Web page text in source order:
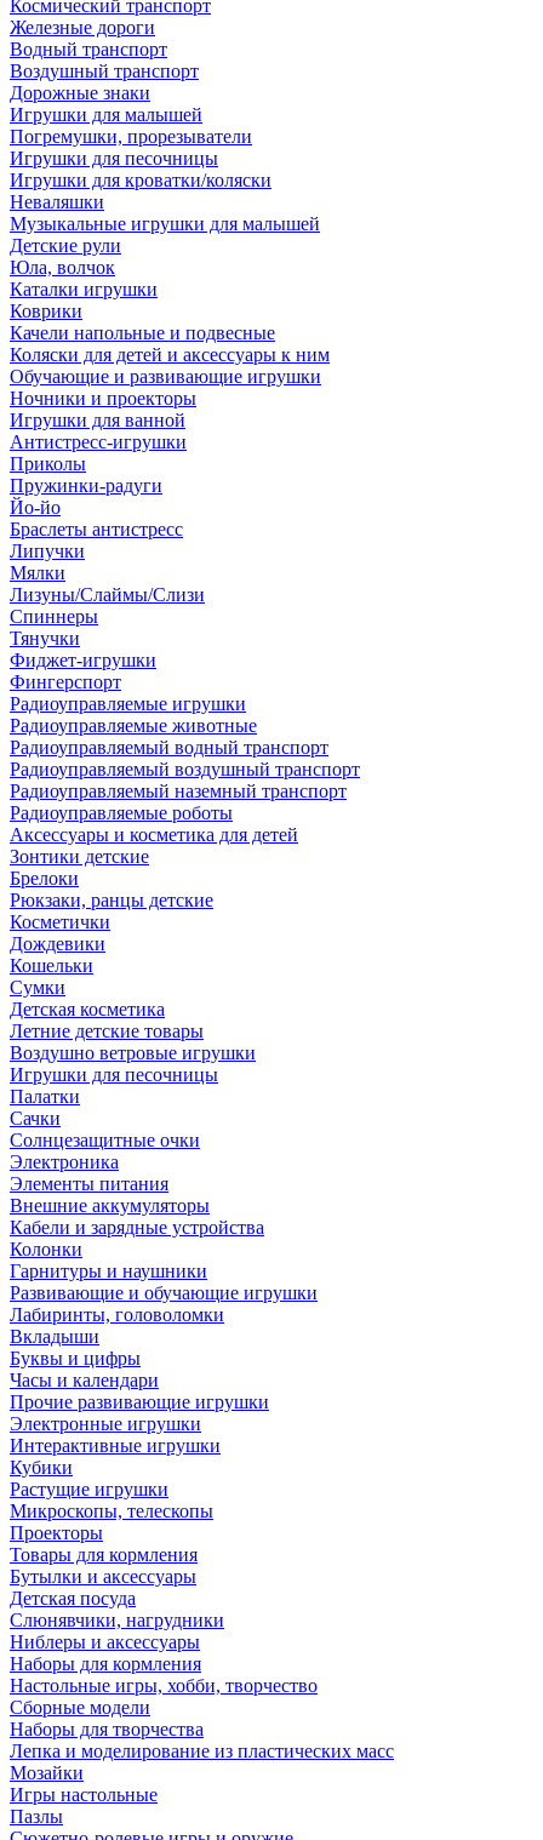
Космический транспорт
Железные дороги
Водный транспорт
Воздушный транспорт
Дорожные знаки
Игрушки для малышей
Погремушки, прорезыватели
Игрушки для песочницы
Игрушки для кроватки/коляски
Неваляшки
Музыкальные игрушки для малышей
Детские рули
Юла, волчок
Каталки игрушки
Коврики
Качели напольные и подвесные
Коляски для детей и аксессуары к ним
Обучающие и развивающие игрушки
Ночники и проекторы
Игрушки для ванной
Антистресс-игрушки
Приколы
Пружинки-радуги
Йо-йо
Браслеты антистресс
Липучки
Мялки
Лизуны/Слаймы/Слизи
Спиннеры
Тянучки
Фиджет-игрушки
Фингерспорт
Радиоуправляемые игрушки
Радиоуправляемые животные
Радиоуправляемый водный транспорт
Радиоуправляемый воздушный транспорт
Радиоуправляемый наземный транспорт
Радиоуправляемые роботы
Аксессуары и косметика для детей
Зонтики детские
Брелоки
Рюкзаки, ранцы детские
Косметички
Дождевики
Кошельки
Сумки
Детская косметика
Летние детские товары
Воздушно ветровые игрушки
Игрушки для песочницы
Палатки
Сачки
Солнцезащитные очки
Электроника
Элементы питания
Внешние аккумуляторы
Кабели и зарядные устройства
Колонки
Гарнитуры и наушники
Развивающие и обучающие игрушки
Лабиринты, головоломки
Вкладыши
Буквы и цифры
Часы и календари
Прочие развивающие игрушки
Электронные игрушки
Интерактивные игрушки
Кубики
Растущие игрушки
Микроскопы, телескопы
Проекторы
Товары для кормления
Бутылки и аксессуары
Детская посуда
Слюнявчики, нагрудники
Ниблеры и аксессуары
Наборы для кормления
Настольные игры, хобби, творчество
Сборные модели
Наборы для творчества
Лепка и моделирование из пластических масс
Мозайки
Игры настольные
Пазлы